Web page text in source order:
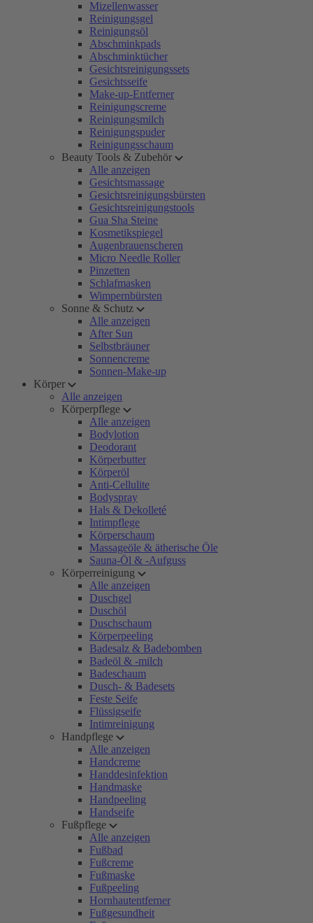
Mizellenwasser
Reinigungsgel
Reinigungsöl
Abschminkpads
Abschminktücher
Gesichtsreinigungssets
Gesichtsseife
Make-up-Entferner
Reinigungscreme
Reinigungsmilch
Reinigungspuder
Reinigungsschaum
Beauty Tools & Zubehör
Alle anzeigen
Gesichtsmassage
Gesichtsreinigungsbürsten
Gesichtsreinigungstools
Gua Sha Steine
Kosmetikspiegel
Augenbrauenscheren
Micro Needle Roller
Pinzetten
Schlafmasken
Wimpernbürsten
Sonne & Schutz
Alle anzeigen
After Sun
Selbstbräuner
Sonnencreme
Sonnen-Make-up
Körper
Alle anzeigen
Körperpflege
Alle anzeigen
Bodylotion
Deodorant
Körperbutter
Körperöl
Anti-Cellulite
Bodyspray
Hals & Dekolleté
Intimpflege
Körperschaum
Massageöle & ätherische Öle
Sauna-Öl & -Aufguss
Körperreinigung
Alle anzeigen
Duschgel
Duschöl
Duschschaum
Körperpeeling
Badesalz & Badebomben
Badeöl & -milch
Badeschaum
Dusch- & Badesets
Feste Seife
Flüssigseife
Intimreinigung
Handpflege
Alle anzeigen
Handcreme
Handdesinfektion
Handmaske
Handpeeling
Handseife
Fußpflege
Alle anzeigen
Fußbad
Fußcreme
Fußmaske
Fußpeeling
Hornhautentferner
Fußgesundheit